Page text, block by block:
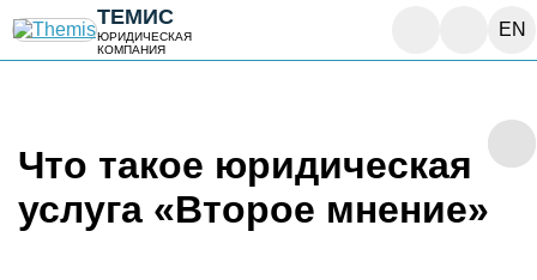
ТЕМИС
ЮРИДИЧЕСКАЯ
КОМПАНИЯ
EN
Что такое юридическая
услуга «Второе мнение»